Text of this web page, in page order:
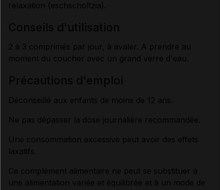
relaxation (eschscholtzia).
2 à 3 comprimés par jour, à avaler. A prendre au
moment du coucher avec un grand verre d'eau.
Déconseillé aux enfants de moins de 12 ans.
Ne pas dépasser la dose journalière recommandée.
Une consommation excessive peut avoir des effets
laxatifs.
Ce complément alimentaire ne peut se substituer à
une alimentation variée et équilibrée et à un mode de